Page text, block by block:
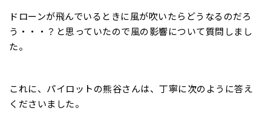
ドローンが飛んでいるときに風が吹いたらどうなるのだろ
う・・・？と思っていたので風の影響について質問しまし
た。
これに、パイロットの熊谷さんは、丁寧に次のように答え
くださいました。